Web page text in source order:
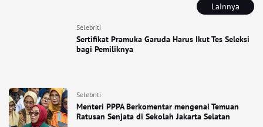
Lainnya
Selebriti
Sertifikat Pramuka Garuda Harus Ikut Tes Seleksi
bagi Pemiliknya
Selebriti
Menteri PPPA Berkomentar mengenai Temuan
Ratusan Senjata di Sekolah Jakarta Selatan